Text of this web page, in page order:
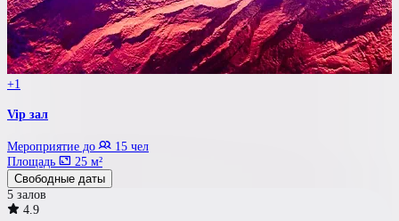
+1
Vip зал
Мероприятие до
15 чел
Площадь
25 м²
Свободные даты
5 залов
4.9